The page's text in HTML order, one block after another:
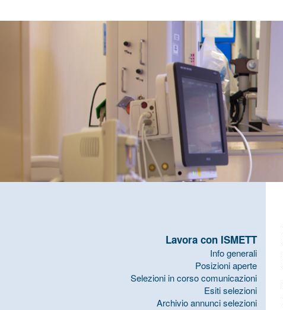
Lavora con ISMETT
Info generali
Posizioni aperte
Selezioni in corso comunicazioni
Esiti selezioni
Archivio annunci selezioni